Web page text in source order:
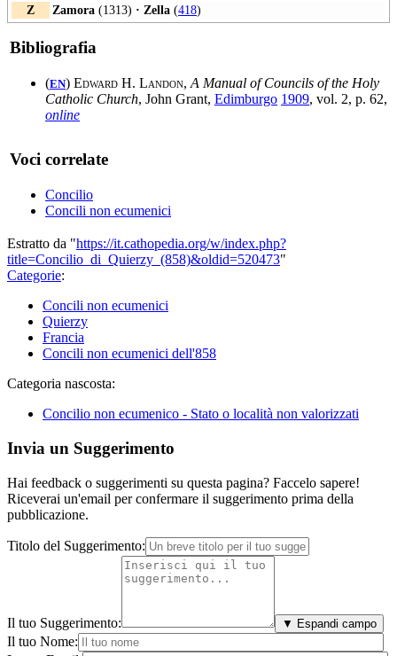
Z
Zamora (1313) · Zella (418)
Bibliografia
(EN) Edward H. Landon,A Manual of Councils of the Holy
Catholic Church, John Grant, Edimburgo 1909, vol. 2, p. 62,
online
Voci correlate
Concilio
Concili non ecumenici
Estratto da "https://it.cathopedia.org/w/index.php?
title=Concilio_di_Quierzy_(858)&oldid=520473"
Categorie:
Concili non ecumenici
Quierzy
Francia
Concili non ecumenici dell'858
Categoria nascosta:
Concilio non ecumenico - Stato o località non valorizzati
Invia un Suggerimento
Hai feedback o suggerimenti su questa pagina? Faccelo sapere!
Riceverai un'email per confermare il suggerimento prima della
pubblicazione.
Titolo del Suggerimento:
Il tuo Suggerimento: ▼ Espandi campo
Il tuo Nome: